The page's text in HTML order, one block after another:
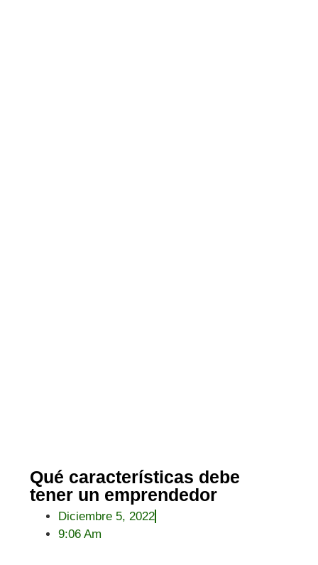
Qué características debe
tener un emprendedor
Diciembre 5, 2022
9:06 Am